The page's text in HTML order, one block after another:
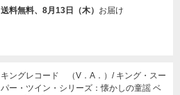
送料無料、8月13日（木） お届け
キングレコード （V．A．）/ キング・スー
パー・ツイン・シリーズ：懐かしの童謡 ベ